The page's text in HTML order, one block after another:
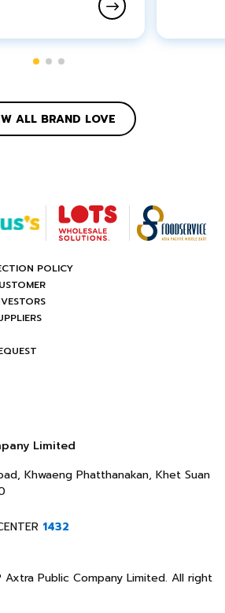
ALL BRAND LOVE
POLICY
Limited
Khwaeng Phatthanakan, Khet Suan
1432
Public Company Limited. All right